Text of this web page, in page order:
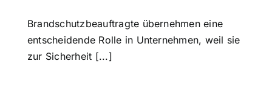
Brandschutzbeauftragte übernehmen eine
entscheidende Rolle in Unternehmen, weil sie
zur Sicherheit [...]